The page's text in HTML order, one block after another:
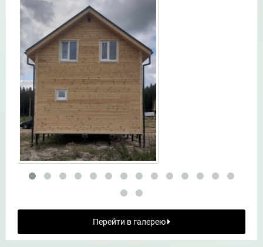
Перейти в галерею